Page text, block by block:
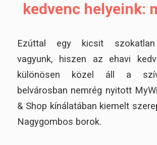
kedvenc helyeink:
Ezúttal egy kicsit szokatlan
vagyunk, hiszen az ehavi
különösen közel áll a
belvárosban nemrég nyitott
& Shop kínálatában kiemelt
Nagygombos borok.